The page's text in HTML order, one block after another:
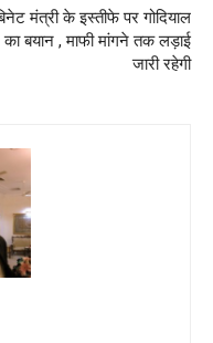
मंत्री के इस्तीफे पर गोदियाल
का बयान , माफी मांगने तक लड़ाई
जारी रहेगी